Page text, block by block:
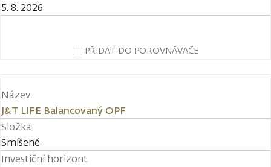
5. 8. 2026
PŘIDAT DO POROVNÁVAČE
Název
J&T LIFE Balancovaný OPF
Složka
Smíšené
Investiční horizont